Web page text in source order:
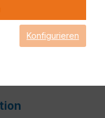
liefert
der Fortinet
Konfigurieren